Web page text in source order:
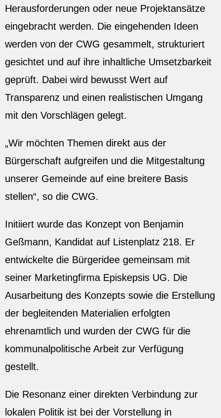
Herausforderungen oder neue Projektansätze
eingebracht werden. Die eingehenden Ideen
werden von der CWG gesammelt, strukturiert
gesichtet und auf ihre inhaltliche Umsetzbarkeit
geprüft. Dabei wird bewusst Wert auf
Transparenz und einen realistischen Umgang
mit den Vorschlägen gelegt.
„Wir möchten Themen direkt aus der
Bürgerschaft aufgreifen und die Mitgestaltung
unserer Gemeinde auf eine breitere Basis
stellen“, so die CWG.
Initiiert wurde das Konzept von Benjamin
Geßmann, Kandidat auf Listenplatz 218. Er
entwickelte die Bürgeridee gemeinsam mit
seiner Marketingfirma Episkepsis UG. Die
Ausarbeitung des Konzepts sowie die Erstellung
der begleitenden Materialien erfolgten
ehrenamtlich und wurden der CWG für die
kommunalpolitische Arbeit zur Verfügung
gestellt.
Die Resonanz einer direkten Verbindung zur
lokalen Politik ist bei der Vorstellung in